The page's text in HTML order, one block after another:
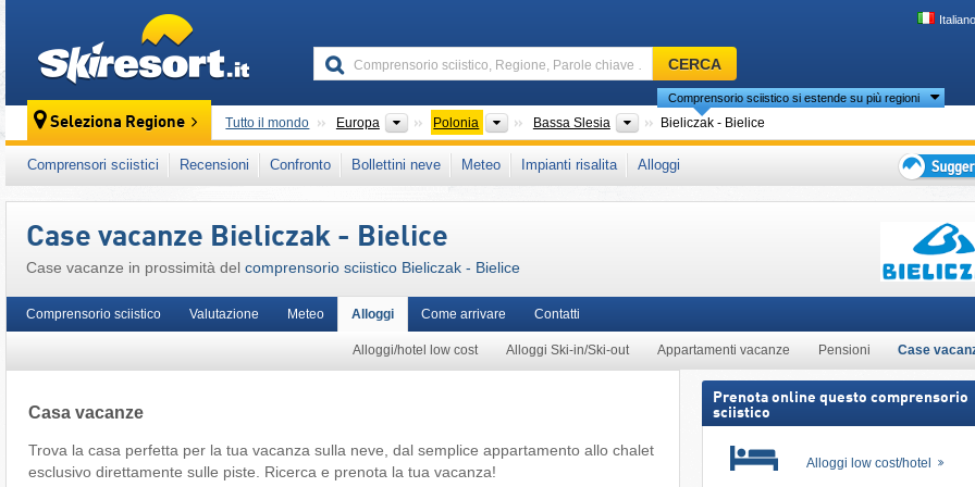
Italiano
Comprensorio
sciistico,
Regione,
Parole
chiave
…
CERCA
Seleziona Regione Tutto il mondo Europa Continenti
Polonia PaesiBassa Slesia Province (Wojewòdtzwa)
Comprensorio sciistico si estende su più regioni
Bieliczak - Bielice
Questo comprensorio sciistico è presente anche in: Golden Mountains , Polonia sud-occidentale Sudeti
Sudeti
Europa Orientale Europa Centrale Unione Europea
Comprensori sciistici Recensioni Confronto Bollettini neve Meteo Impianti risalita
Alloggi
vacanza
sciistica
Case vacanze Bieliczak - Bielice
Case vacanze in prossimità del comprensorio sciistico Bieliczak - Bielice
Comprensorio sciistico Valutazione Meteo Alloggi
Alloggi/hotel low cost Alloggi Ski-in/Ski-out Appartamenti vacanze Pensioni Case
Come arrivare Contatti
Casa vacanze
Trova la casa perfetta per la tua vacanza sulla neve, dal semplice appartamento allo chalet
esclusivo direttamente sulle piste. Ricerca e prenota la tua vacanza!
Prenota online questo comprensorio
sciistico
Alloggi low cost/hotel